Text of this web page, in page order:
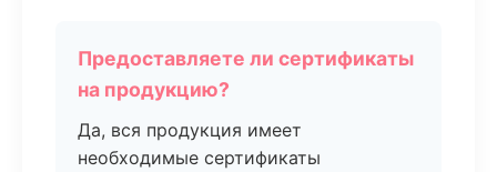
Предоставляете ли сертификаты
на продукцию?
Да, вся продукция имеет
необходимые сертификаты